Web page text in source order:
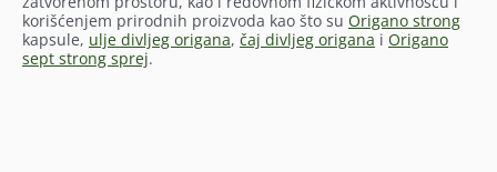
korišćenjem prirodnih proizvoda kao što su Origano strong
kapsule, ulje divljeg origana, čaj divljeg origana i Origano
sept strong sprej.